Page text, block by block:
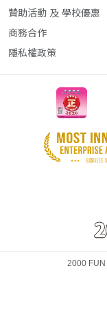
贊助活動 及 學校優惠
商務合作
隱私權政策
2000 FUN